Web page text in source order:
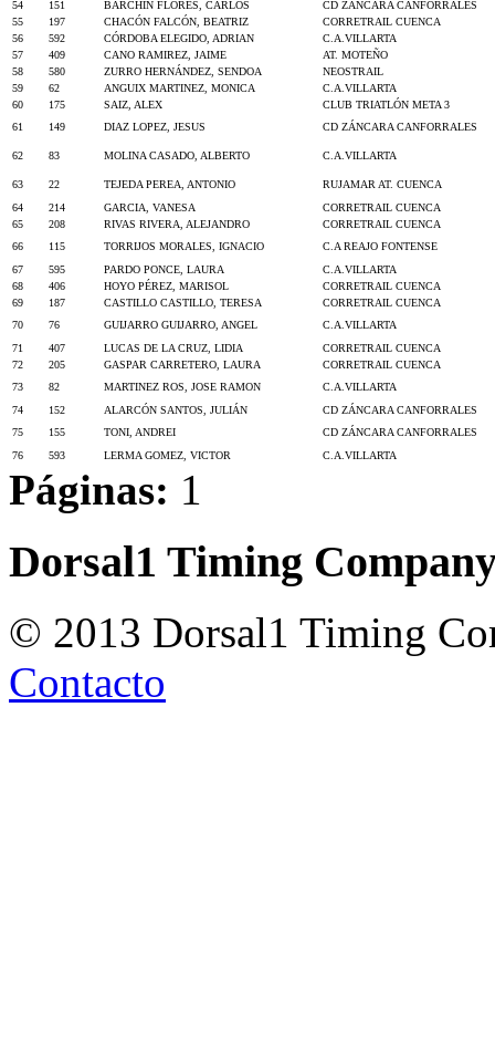
54
151 BARCHIN FLORES, CARLOS
CD ZÁNCARA CANFORRALES
55
197 CHACÓN FALCÓN, BEATRIZ
CORRETRAIL CUENCA
56
592 CÓRDOBA ELEGIDO, ADRIAN
C.A.VILLARTA
57
409 CANO RAMIREZ, JAIME
AT. MOTEÑO
58
580 ZURRO HERNÁNDEZ, SENDOA
NEOSTRAIL
59
62 ANGUIX MARTINEZ, MONICA
C.A.VILLARTA
60
175 SAIZ, ALEX
CLUB TRIATLÓN META 3
61
149 DIAZ LOPEZ, JESUS CD ZÁNCARA CANFORRALES
62 83 MOLINA CASADO, ALBERTO C.A.VILLARTA
63 22 TEJEDA PEREA, ANTONIO
RUJAMAR AT. CUENCA
64
214 GARCIA, VANESA
CORRETRAIL CUENCA
65
208 RIVAS RIVERA, ALEJANDRO
CORRETRAIL CUENCA
66
115 TORRIJOS MORALES, IGNACIO
C.A REAJO FONTENSE
67
595 PARDO PONCE, LAURA
C.A.VILLARTA
68
406 HOYO PÉREZ, MARISOL
CORRETRAIL CUENCA
69
187 CASTILLO CASTILLO, TERESA
CORRETRAIL CUENCA
70
76 GUIJARRO GUIJARRO, ANGEL
C.A.VILLARTA
71
407 LUCAS DE LA CRUZ, LIDIA
CORRETRAIL CUENCA
72
205 GASPAR CARRETERO, LAURA
CORRETRAIL CUENCA
73
82 MARTINEZ ROS, JOSE RAMON
C.A.VILLARTA
74
152 ALARCÓN SANTOS, JULIÁN
CD ZÁNCARA CANFORRALES
75
155 TONI, ANDREI
CD ZÁNCARA CANFORRALES
76
593 LERMA GOMEZ, VICTOR C.A.VILLARTA
Páginas: 1
Dorsal1 Timing
© 2013 Dorsal1 Timing
Contacto